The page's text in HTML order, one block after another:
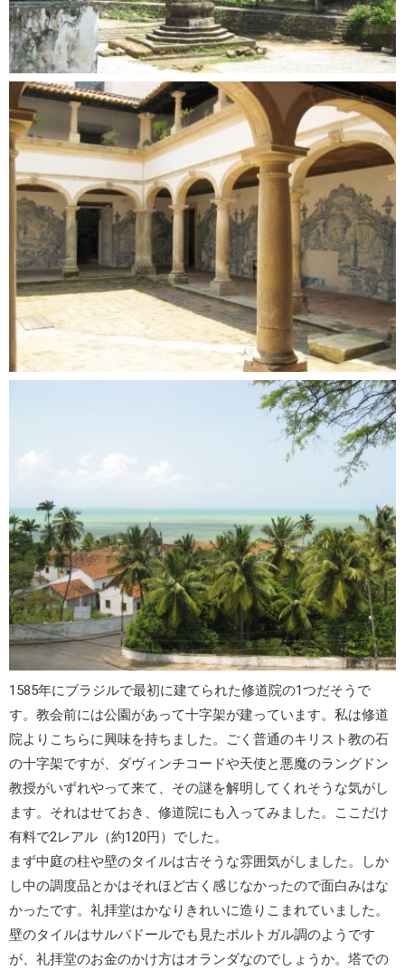
1585年にブラジルで最初に建てられた修道院の1つだそうで
す。教会前には公園があって十字架が建っています。私は修道
院よりこちらに興味を持ちました。ごく普通のキリスト教の石
の十字架ですが、ダヴィンチコードや天使と悪魔のラングドン
教授がいずれやって来て、その謎を解明してくれそうな気がし
ます。それはせておき、修道院にも入ってみました。ここだけ
有料で2レアル（約120円）でした。
まず中庭の柱や壁のタイルは古そうな雰囲気がしました。しか
し中の調度品とかはそれほど古く感じなかったので面白みはな
かったです。礼拝堂はかなりきれいに造りこまれていました。
壁のタイルはサルバドールでも見たポルトガル調のようです
が、礼拝堂のお金のかけ方はオランダなのでしょうか。塔での